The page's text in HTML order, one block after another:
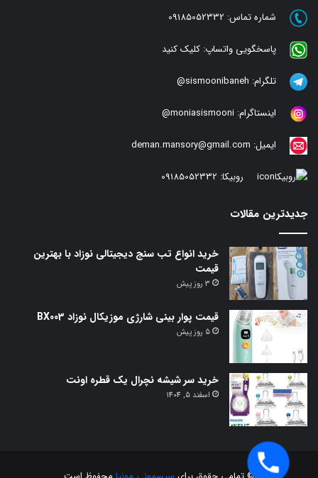
شماره تماس: 09185052332
پاسخگویی واتساپ: کلیک کنید
تلگرام: sismoonibaneh@
اینستاگرام: moniasismooni@
ایمیل: deman.mansory@gmail.com
روبیکا: 09185052332
جدیدترین مقالات
خرید انواع تب سنج دیجیتالی نوزاد با بهترین
قیمت
3 روز پیش
قیمت پوار بینی شارژی موزیکال نوزاد BX003
5 روز پیش
خرید سر شیشه نچرال یک قطره اونت
اسفند 5, 1404